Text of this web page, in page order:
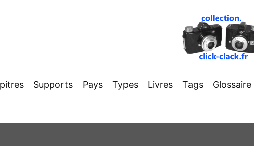
Supports Pays Types Livres Tags Glossaire